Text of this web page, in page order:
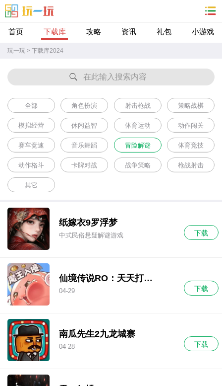
首页 下载库 攻略 资讯 礼包 小游戏
玩一玩 > 下载库2024
在此输入搜索内容
全部 角色扮演 射击枪战 策略战棋
模拟经营 休闲益智 体育运动 动作闯关
赛车竞速 音乐舞蹈 冒险解谜 体育竞技
动作格斗 卡牌对战 战争策略 枪战射击
其它
纸嫁衣9罗浮梦
中式民俗悬疑解谜游戏 下载
仙境传说RO：天天打波
利
04-29 下载
南瓜先生2九龙城寨
04-28 下载